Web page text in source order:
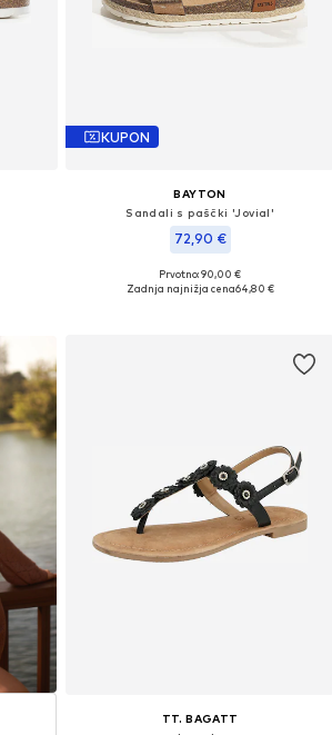
KUPON
BAYTON
Sandali s paščki 'Jovial'
72,90 €
Razpoložljive velikosti: 36, 37, 38, 40, 41, 42
Prvotno: 90,00 €
Zadnja najnižja cena64,80 €
TT. BAGATT